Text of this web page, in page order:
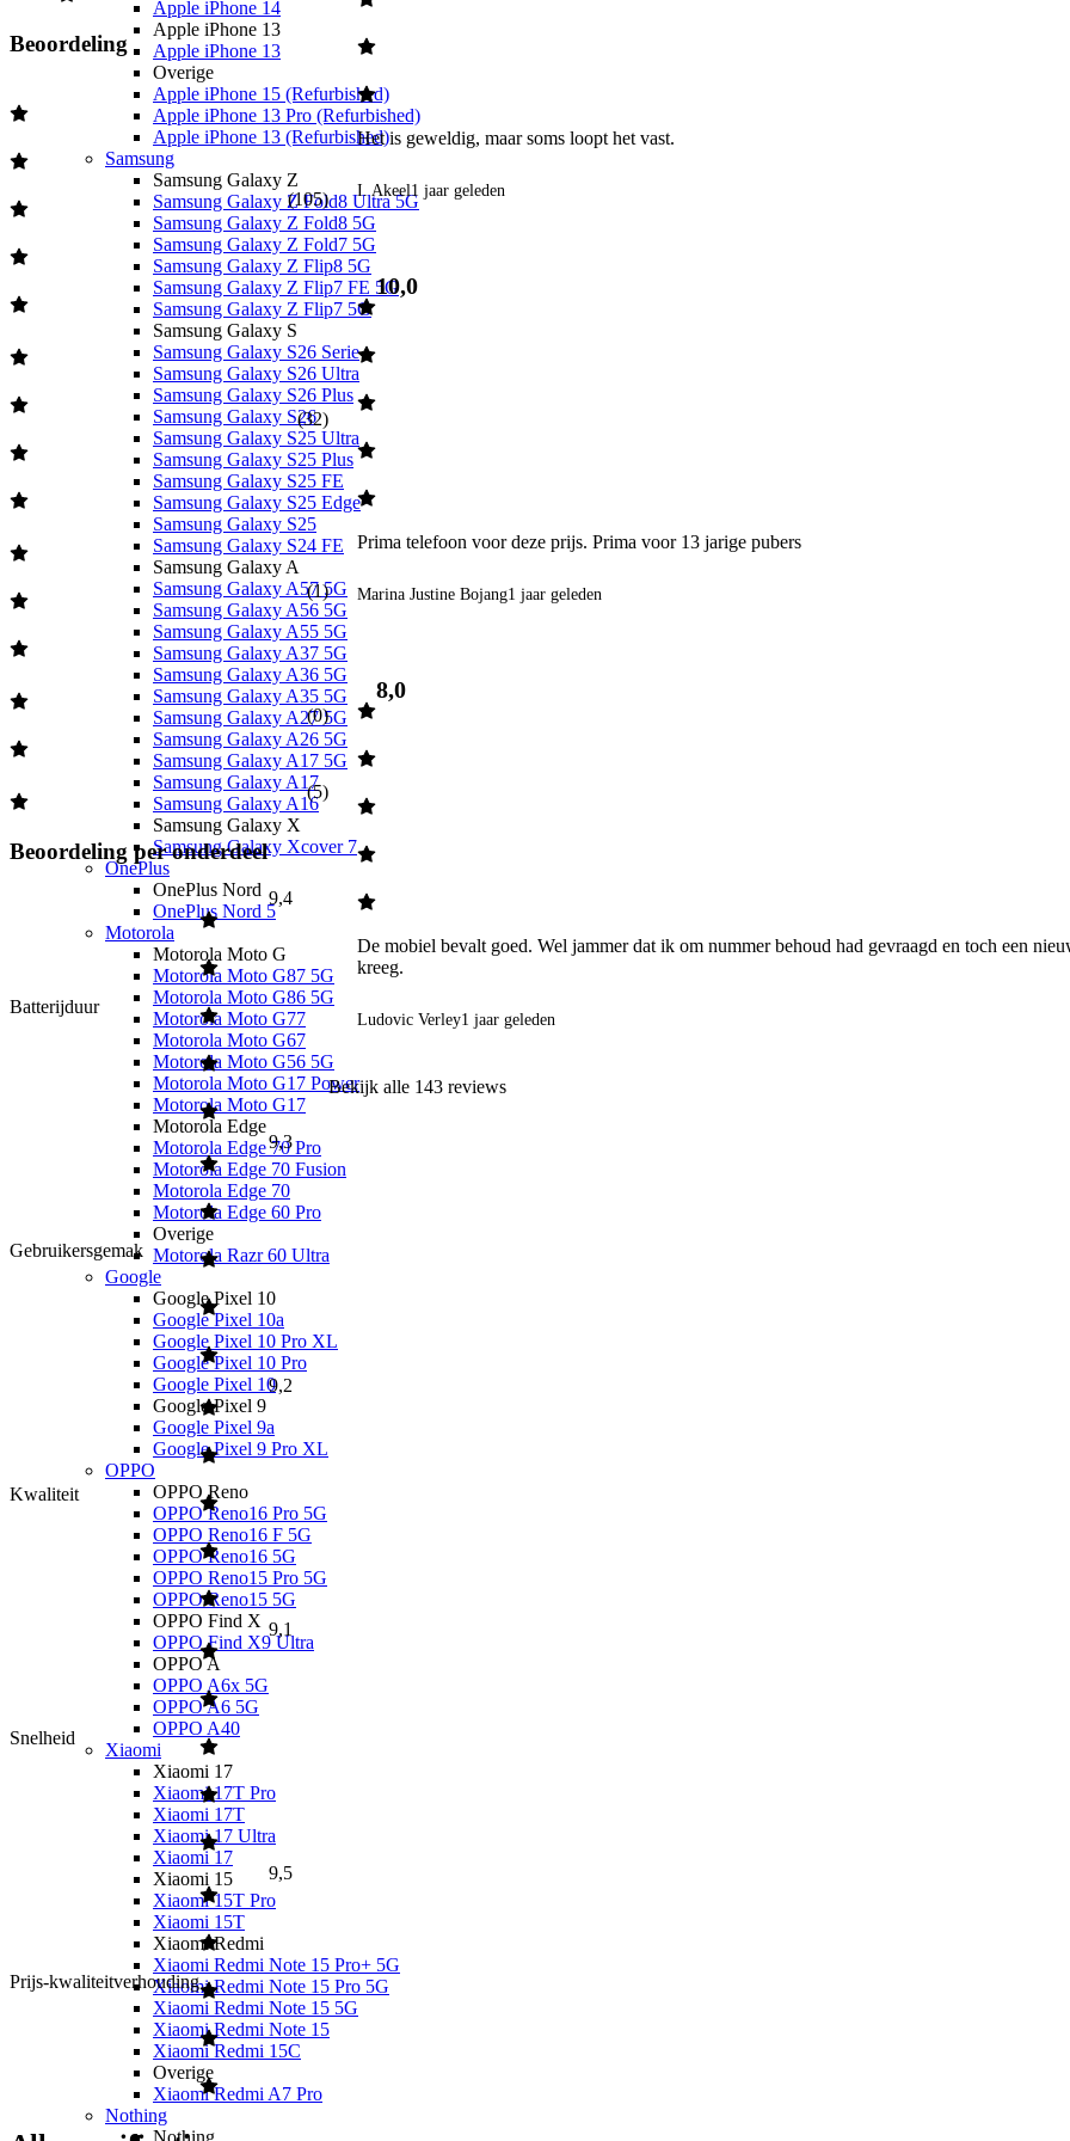
Apple iPhone 14
Apple iPhone 13
Apple iPhone 13
Overige
Apple iPhone 15 (Refurbished)
Apple iPhone 13 Pro (Refurbished)
Apple iPhone 13 (Refurbished)
Samsung
Samsung Galaxy Z
Samsung Galaxy Z Fold8 Ultra 5G
Samsung Galaxy Z Fold8 5G
Samsung Galaxy Z Fold7 5G
Samsung Galaxy Z Flip8 5G
Samsung Galaxy Z Flip7 FE 5G
Samsung Galaxy Z Flip7 5G
Samsung Galaxy S
Samsung Galaxy S26 Serie
Samsung Galaxy S26 Ultra
Samsung Galaxy S26 Plus
Samsung Galaxy S26
Samsung Galaxy S25 Ultra
Samsung Galaxy S25 Plus
Samsung Galaxy S25 FE
Samsung Galaxy S25 Edge
Samsung Galaxy S25
Samsung Galaxy S24 FE
Samsung Galaxy A
Samsung Galaxy A57 5G
Samsung Galaxy A56 5G
Samsung Galaxy A55 5G
Samsung Galaxy A37 5G
Samsung Galaxy A36 5G
Samsung Galaxy A35 5G
Samsung Galaxy A27 5G
Samsung Galaxy A26 5G
Samsung Galaxy A17 5G
Samsung Galaxy A17
Samsung Galaxy A16
Samsung Galaxy X
Samsung Galaxy Xcover 7
OnePlus
OnePlus Nord
OnePlus Nord 5
Motorola
Motorola Moto G
Motorola Moto G87 5G
Motorola Moto G86 5G
Motorola Moto G77
Motorola Moto G67
Motorola Moto G56 5G
Motorola Moto G17 Power
Motorola Moto G17
Motorola Edge
Motorola Edge 70 Pro
Motorola Edge 70 Fusion
Motorola Edge 70
Motorola Edge 60 Pro
Overige
Motorola Razr 60 Ultra
Google
Google Pixel 10
Google Pixel 10a
Google Pixel 10 Pro XL
Google Pixel 10 Pro
Google Pixel 10
Google Pixel 9
Google Pixel 9a
Google Pixel 9 Pro XL
OPPO
OPPO Reno
OPPO Reno16 Pro 5G
OPPO Reno16 F 5G
OPPO Reno16 5G
OPPO Reno15 Pro 5G
OPPO Reno15 5G
OPPO Find X
OPPO Find X9 Ultra
OPPO A
OPPO A6x 5G
OPPO A6 5G
OPPO A40
Xiaomi
Xiaomi 17
Xiaomi 17T Pro
Xiaomi 17T
Xiaomi 17 Ultra
Xiaomi 17
Xiaomi 15
Xiaomi 15T Pro
Xiaomi 15T
Xiaomi Redmi
Xiaomi Redmi Note 15 Pro+ 5G
Xiaomi Redmi Note 15 Pro 5G
Xiaomi Redmi Note 15 5G
Xiaomi Redmi Note 15
Xiaomi Redmi 15C
Overige
Xiaomi Redmi A7 Pro
Nothing
Nothing
Beoordeling
(105)
(32)
(1)
(0)
(5)
Beoordeling per onderdeel
Batterijduur
9,4
Gebruikersgemak
9,3
Kwaliteit
9,2
Snelheid
9,1
Prijs-kwaliteitverhouding
9,5
Het is geweldig, maar soms loopt het vast.
I. Akeel 1 jaar geleden
10,0
Prima telefoon voor deze prijs. Prima voor 13 jarige pubers
Marina Justine Bojang1 jaar geleden
8,0
De mobiel bevalt goed. Wel jammer dat ik om nummer behoud had gevraagd en toch een
kreeg.
Ludovic Verley1 jaar geleden
Bekijk alle 143 reviews